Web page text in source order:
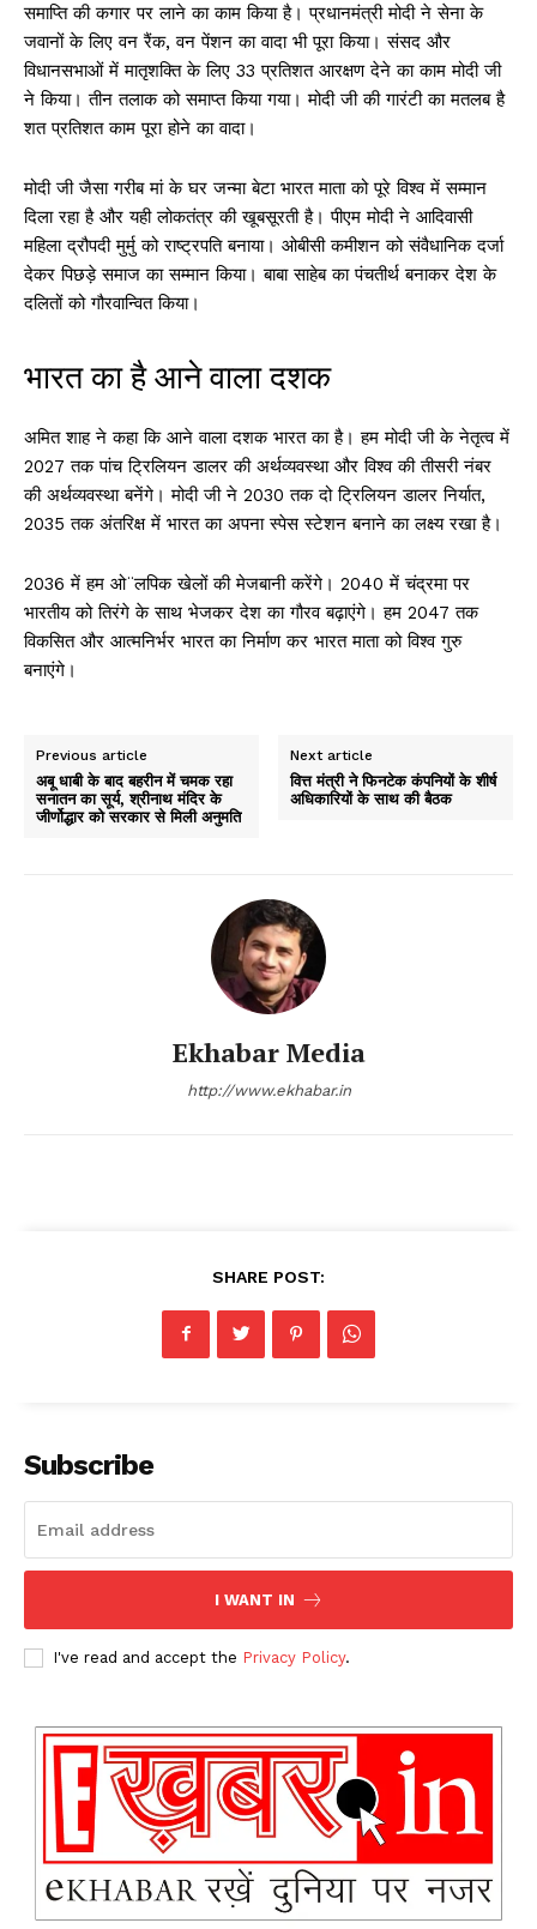
News Week
Magazine PRO
समाप्ति की कगार पर लाने का काम किया है। प्रधानमंत्री मोदी ने सेना के
जवानों के लिए वन रैंक, वन पेंशन का वादा भी पूरा किया। संसद और
विधानसभाओं में मातृशक्ति के लिए 33 प्रतिशत आरक्षण देने का काम मोदी जी
ने किया। तीन तलाक को समाप्त किया गया। मोदी जी की गारंटी का मतलब है
शत प्रतिशत काम पूरा होने का वादा।
मोदी जी जैसा गरीब मां के घर जन्मा बेटा भारत माता को पूरे विश्व में सम्मान
दिला रहा है और यही लोकतंत्र की खूबसूरती है। पीएम मोदी ने आदिवासी
महिला द्रौपदी मुर्मु को राष्ट्रपति बनाया। ओबीसी कमीशन को संवैधानिक दर्जा
देकर पिछड़े समाज का सम्मान किया। बाबा साहेब का पंचतीर्थ बनाकर देश के
दलितों को गौरवान्वित किया।
भारत का है आने वाला दशक
अमित शाह ने कहा कि आने वाला दशक भारत का है। हम मोदी जी के नेतृत्व में
2027 तक पांच ट्रिलियन डालर की अर्थव्यवस्था और विश्व की तीसरी नंबर
की अर्थव्यवस्था बनेंगे। मोदी जी ने 2030 तक दो ट्रिलियन डालर निर्यात,
2035 तक अंतरिक्ष में भारत का अपना स्पेस स्टेशन बनाने का लक्ष्य रखा है।
2036 में हम ओ¨लपिक खेलों की मेजबानी करेंगे। 2040 में चंद्रमा पर
भारतीय को तिरंगे के साथ भेजकर देश का गौरव बढ़ाएंगे। हम 2047 तक
विकसित और आत्मनिर्भर भारत का निर्माण कर भारत माता को विश्व गुरु
बनाएंगे।
Previous article
अबू धाबी के बाद बहरीन में चमक रहा
सनातन का सूर्य, श्रीनाथ मंदिर के
जीर्णोद्धार को सरकार से मिली अनुमति
Next article
वित्त मंत्री ने फिनटेक कंपनियों के शीर्ष
अधिकारियों के साथ की बैठक
Ekhabar Media
http://www.ekhabar.in
SHARE POST:
Subscribe
I WANT IN
I've read and accept the Privacy Policy.